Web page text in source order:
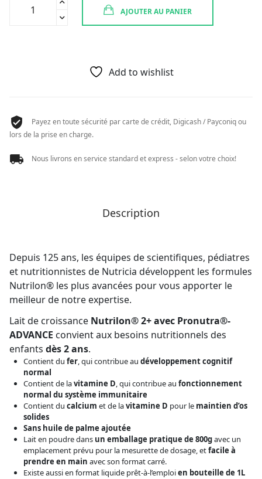
G
AJOUTER AU PANIER
Add to wishlist
Payez en toute sécurité par carte de crédit, Digicash / Payconiq ou
lors de la prise en charge.
Nous livrons en service standard et express - selon votre choix!
Description
Depuis 125 ans, les équipes de scientifiques, pédiatres
et nutritionnistes de Nutricia développent les formules
Nutrilon® les plus avancées pour vous apporter le
meilleur de notre expertise.
Lait de croissance Nutrilon® 2+ avec Pronutra®-
ADVANCE convient aux besoins nutritionnels des
enfants dès 2 ans.
Contient du fer, qui contribue au développement cognitif
normal
Contient de lavitamine D, qui contribue au fonctionnement
normal du système immunitaire
Contient du calcium et de lavitamine D pour le maintien d’os
solides
Sans huile de palme ajoutée
Lait en poudre dans un emballage pratique de 800gavec un
emplacement prévu pour la mesurette de dosage, etfacile à
prendre en main avec son format carré.
Existe aussi en format liquide prêt-à-l’emploien bouteille de 1L